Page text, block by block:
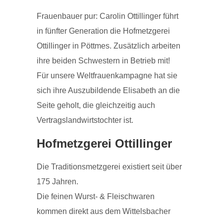
Frauenbauer pur: Carolin Ottillinger führt
in fünfter Generation die Hofmetzgerei
Ottillinger in Pöttmes. Zusätzlich arbeiten
ihre beiden Schwestern in Betrieb mit!
Für unsere Weltfrauenkampagne hat sie
sich ihre Auszubildende Elisabeth an die
Seite geholt, die gleichzeitig auch
Vertragslandwirtstochter ist.
Hofmetzgerei Ottillinger
Die Traditionsmetzgerei existiert seit über
175 Jahren.
Die feinen Wurst- & Fleischwaren
kommen direkt aus dem Wittelsbacher